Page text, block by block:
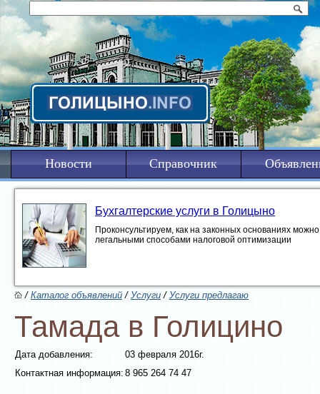
Новости Справочник
Бухгалтерские услуги в Голицыно
Проконсультируем, как на законных основаниях
легальными способами налоговой оптимизации
/Каталог объявлений/Услуги /Услуги предлагаю
Тамада в Голицино
Дата добавления:
03 февраля 2016г.
Контактная информация:8 965 264 74 47